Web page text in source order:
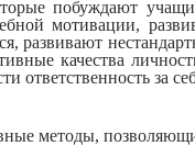
побуждают
мотивации,
развивают
качества
за
методы,